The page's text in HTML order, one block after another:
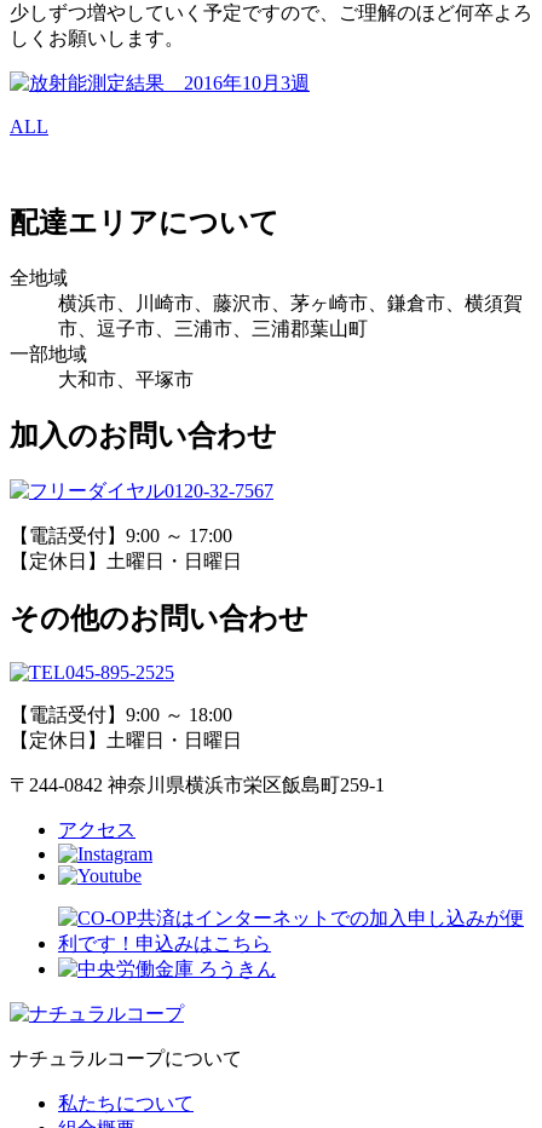
少しずつ増やしていく予定ですので、ご理解のほど何卒よろ
しくお願いします。
ALL
配達エリアについて
全地域
横浜市、川崎市、藤沢市、茅ヶ崎市、鎌倉市、横須賀
市、逗子市、三浦市、三浦郡葉山町
一部地域
大和市、平塚市
加入のお問い合わせ
0120-32-7567
【電話受付】9:00 ～ 17:00
【定休日】土曜日・日曜日
その他のお問い合わせ
045-895-2525
【電話受付】9:00 ～ 18:00
【定休日】土曜日・日曜日
〒244-0842 神奈川県横浜市栄区飯島町259-1
アクセス
ナチュラルコープについて
私たちについて